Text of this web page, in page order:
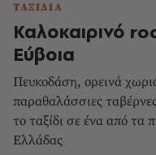
ΤΑΞΙΔΙΑ
Καλοκαιρινό
Εύβοια
Πευκοδάση, ορεινά
παραθαλάσσιες
το ταξίδι σε ένα από τα
Ελλάδας